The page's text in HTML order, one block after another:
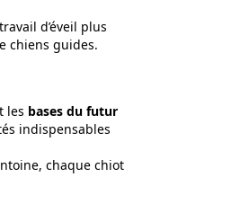
d’éveil plus
chiens guides.
les bases du futur
indispensables
chaque chiot